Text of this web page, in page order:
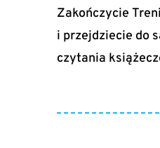
Zakończycie
i przejdziecie do
czytania